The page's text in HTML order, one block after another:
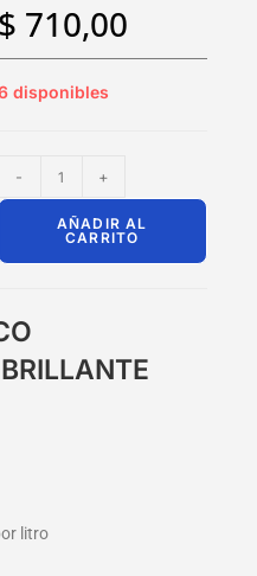
$ 710,00
disponibles
- +
AÑADIR AL
CARRITO
litro